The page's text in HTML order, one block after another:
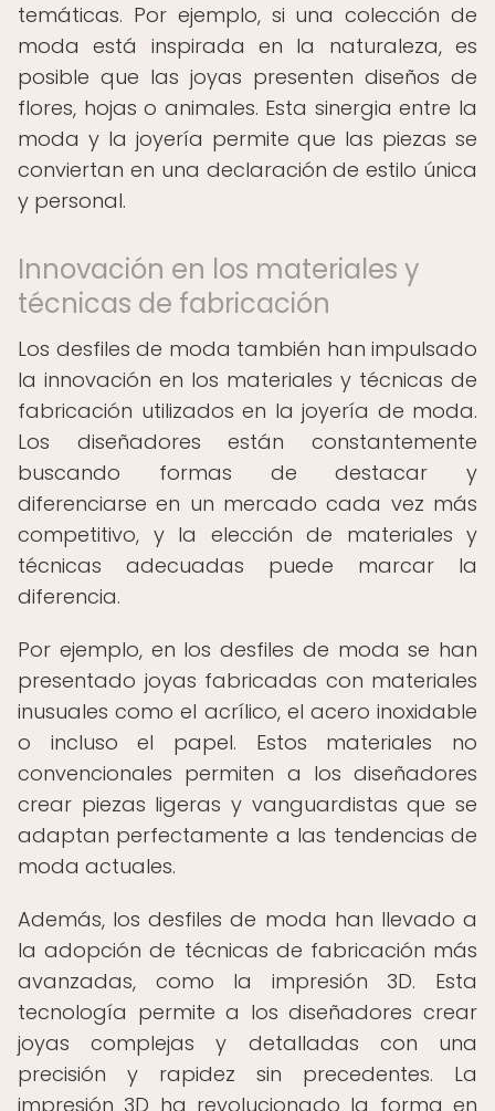
temáticas. Por ejemplo, si una colección de
moda está inspirada en la naturaleza, es
posible que las joyas presenten diseños de
flores, hojas o animales. Esta sinergia entre la
moda y la joyería permite que las piezas se
conviertan en una declaración de estilo única
y personal.
Innovación en los materiales y
técnicas de fabricación
Los desfiles de moda también han impulsado
la innovación en los materiales y técnicas de
fabricación utilizados en la joyería de moda.
Los diseñadores están constantemente
buscando formas de destacar y
diferenciarse en un mercado cada vez más
competitivo, y la elección de materiales y
técnicas adecuadas puede marcar la
diferencia.
Por ejemplo, en los desfiles de moda se han
presentado joyas fabricadas con materiales
inusuales como el acrílico, el acero inoxidable
o incluso el papel. Estos materiales no
convencionales permiten a los diseñadores
crear piezas ligeras y vanguardistas que se
adaptan perfectamente a las tendencias de
moda actuales.
Además, los desfiles de moda han llevado a
la adopción de técnicas de fabricación más
avanzadas, como la impresión 3D. Esta
tecnología permite a los diseñadores crear
joyas complejas y detalladas con una
precisión y rapidez sin precedentes. La
impresión 3D ha revolucionado la forma en